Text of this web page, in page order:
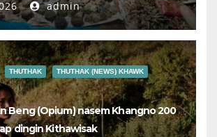
admin
THUTHAK THUTHAK (NEWS) KHAWK
Beng (Opium) nasem Khangno 200
dingin Kithawisak